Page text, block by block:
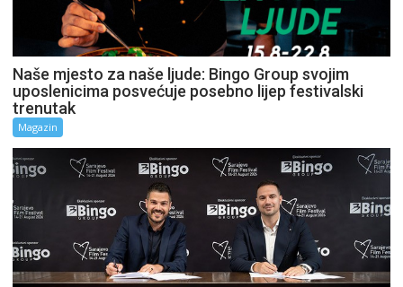
Naše mjesto za naše ljude: Bingo Group svojim
uposlenicima posvećuje posebno lijep festivalski
trenutak
Magazin